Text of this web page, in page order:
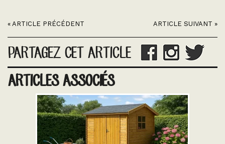
« ARTICLE PRÉCÉDENT ARTICLE SUIVANT »
PARTAGEZ CET ARTICLE
ARTICLES ASSOCIÉS